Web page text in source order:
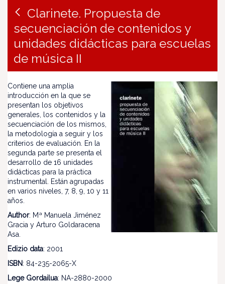
Clarinete. Propuesta de
secuenciación de contenidos y
unidades didácticas para escuelas
de música II
Contiene una amplia
introducción en la que se
presentan los objetivos
generales, los contenidos y la
secuenciación de los mismos,
la metodología a seguir y los
criterios de evaluación. En la
segunda parte se presenta el
desarrollo de 16 unidades
didácticas para la práctica
instrumental. Están agrupadas
en varios niveles, 7, 8, 9, 10 y 11
años.
Author: Mª Manuela Jiménez
Gracia y Arturo Goldaracena
Asa.
Edizio data: 2001
ISBN: 84-235-2065-X
Lege Gordailua: NA-2880-2000